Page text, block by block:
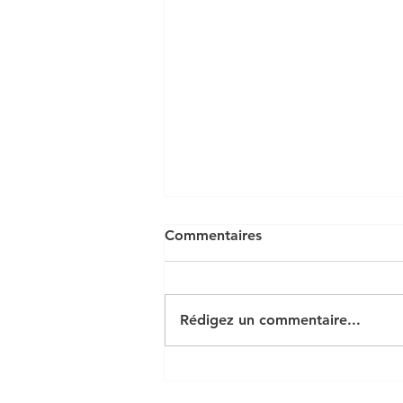
Commentaires
Rédigez un commentaire...